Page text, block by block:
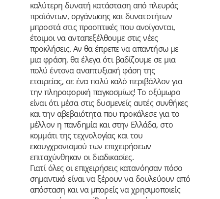
καλύτερη δυνατή κατάσταση από πλευράς
προϊόντων, οργάνωσης και δυνατοτήτων
μπροστά στις προοπτικές που ανοίγονται,
έτοιμοι να ανταπεξέλθουμε στις νέες
προκλήσεις. Αν θα έπρεπε να απαντήσω με
μια φράση, θα έλεγα ότι βαδίζουμε σε μια
πολύ έντονα αναπτυξιακή φάση της
εταιρείας, σε ένα πολύ καλό περιβάλλον για
την πληροφορική παγκοσμίως! Το οξύμωρο
είναι ότι μέσα στις δυσμενείς αυτές συνθήκες
και την αβεβαιότητα που προκάλεσε για το
μέλλον η πανδημία και στην Ελλάδα, στο
κομμάτι της τεχνολογίας και του
εκσυγχρονισμού των επιχειρήσεων
επιταχύνθηκαν οι διαδικασίες.
Γιατί όλες οι επιχειρήσεις κατανόησαν πόσο
σημαντικό είναι να ξέρουν να δουλεύουν από
απόσταση και να μπορείς να χρησιμοποιείς